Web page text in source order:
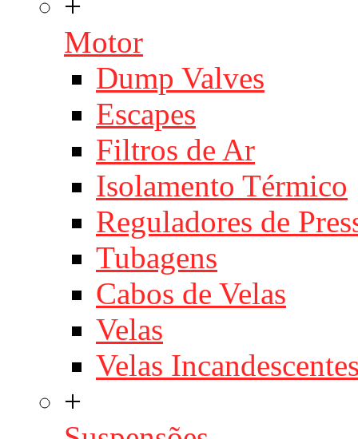
Motor
Dump Valves
Escapes
Filtros de Ar
Isolamento Térmico
Reguladores de
Tubagens
Cabos de Velas
Velas
Velas
+